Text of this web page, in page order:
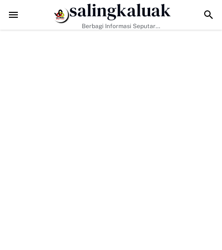
0306/50 Kota Pacu Pengerasan Jalan, Akses Warga Harau
salingkaluak
Berbagi Informasi Seputar